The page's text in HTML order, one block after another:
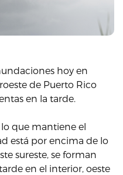
hoy en
de Puerto Rico
en la tarde.
que mantiene el
está por encima de lo
sureste, se forman
en el interior, oeste